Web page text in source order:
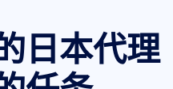
日本代理